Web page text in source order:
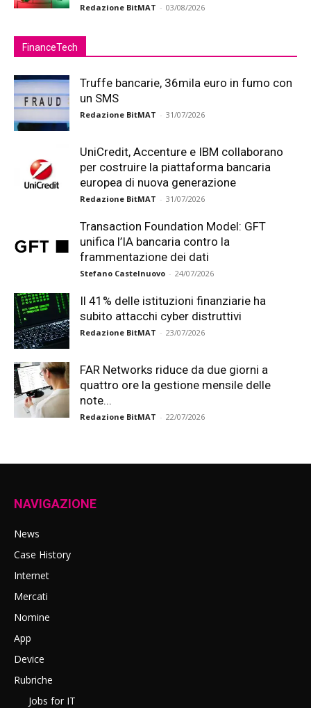
Redazione BitMAT - 03/08/2026
FinanceTech
Truffe bancarie, 36mila euro in fumo con
un SMS
Redazione BitMAT - 31/07/2026
UniCredit, Accenture e IBM collaborano
per costruire la piattaforma bancaria
europea di nuova generazione
Redazione BitMAT - 31/07/2026
Transaction Foundation Model: GFT
unifica l’IA bancaria contro la
frammentazione dei dati
Stefano Castelnuovo - 24/07/2026
Il 41% delle istituzioni finanziarie ha
subito attacchi cyber distruttivi
Redazione BitMAT - 23/07/2026
FAR Networks riduce da due giorni a
quattro ore la gestione mensile delle
note...
Redazione BitMAT - 22/07/2026
NAVIGAZIONE
News
Case History
Internet
Mercati
Nomine
App
Device
Rubriche
Jobs for IT